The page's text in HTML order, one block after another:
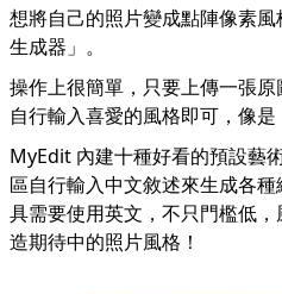
想將自己的照片變成點陣像素
生成器 」。
操作上很簡單，只要上傳一張
自行輸入喜愛的風格即可，像是
MyEdit 內建十種好看的預設藝
區自行輸入中文敘述來生成各
具需要使用英文，不只門檻低
造期待中的照片風格！